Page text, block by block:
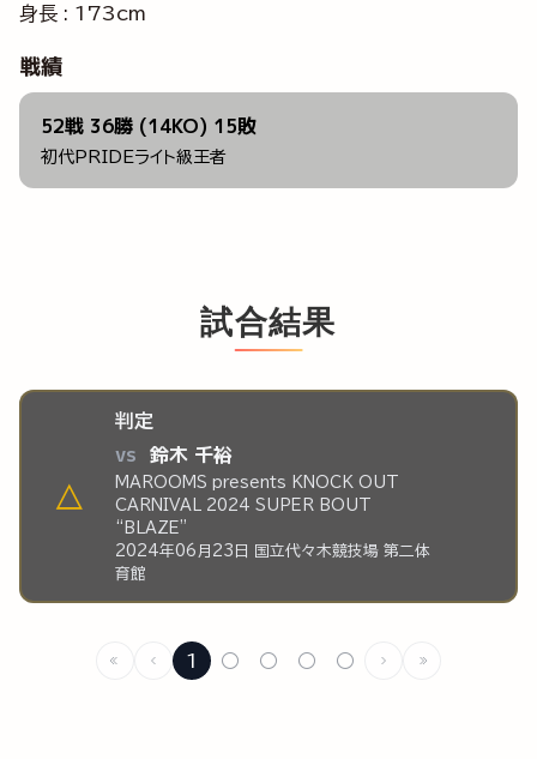
身長 : 173cm
戦績
52戦 36勝 (14KO) 15敗
初代PRIDEライト級王者
試合結果
△
判定
vs 鈴木 千裕
MAROOMS presents KNOCK OUT
CARNIVAL 2024 SUPER BOUT
“BLAZE”
2024年06月23日 国立代々木競技場 第二体
育館
1 ○ ○ ○ ○